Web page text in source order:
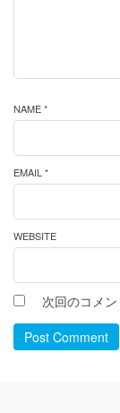
NAME *
EMAIL *
WEBSITE
次回のコメ
Post Comment